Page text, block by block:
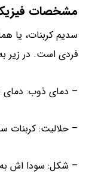
مشخصات
سدیم کربنات، یا
فردی است. در زیر
– دمای ذوب: دمای ذوب کربنات سدیم حدود 851
– حلالیت: کربنات سدیم در آب در دمای 20
– شکل: سودا اش به